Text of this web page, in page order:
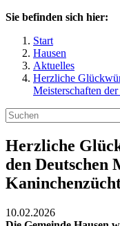
Sie befinden sich hier:
Start
Hausen
Aktuelles
Herzliche
Meisterschaften
Herzliche
den Deutschen
10.02.2026